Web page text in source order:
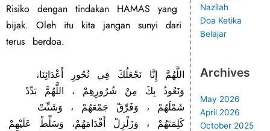
Risiko dengan tindakan HAMAS yang
bijak. Oleh itu kita jangan sunyi dari
terus berdoa.
اللَّهُمَّ‭ ‬إِنَّا‭ ‬نَجْعَلُكَ‭ ‬فِي‭ ‬نُحُورِ‭ ‬أَعْدَائِنَا
،‭
Nazilah
Doa Ketika
Belajar
Archives
May 2026
April 2026
October 2025